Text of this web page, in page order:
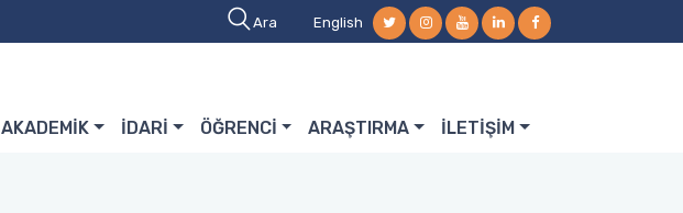
Ara English
AKADEMİK İDARİ ÖĞRENCİ ARAŞTIRMA İLETİŞİM